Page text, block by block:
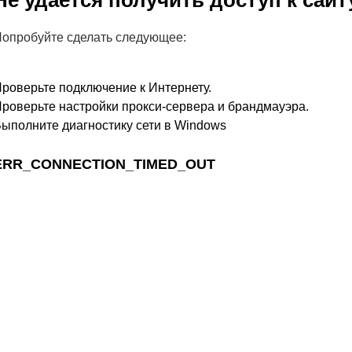
сделать следующее:
подключение к Интернету.
настройки прокси-сервера и брандмауэра.
диагностику сети в Windows